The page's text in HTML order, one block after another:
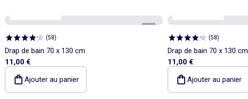
(58)
Drap de bain 70 x 130 cm
11,00 €
Ajouter au panier
(58)
Drap de bain 70 x 130 cm
11,00 €
Ajouter au panier